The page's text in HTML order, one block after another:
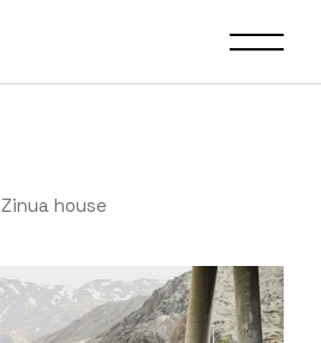
Zinua house